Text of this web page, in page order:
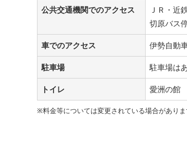
公共交通機関でのアクセス
ＪＲ・近
切原バス
車でのアクセス 伊勢自動
駐車場 駐車場は
トイレ 愛洲の館
※料金等については変更されている場合があり